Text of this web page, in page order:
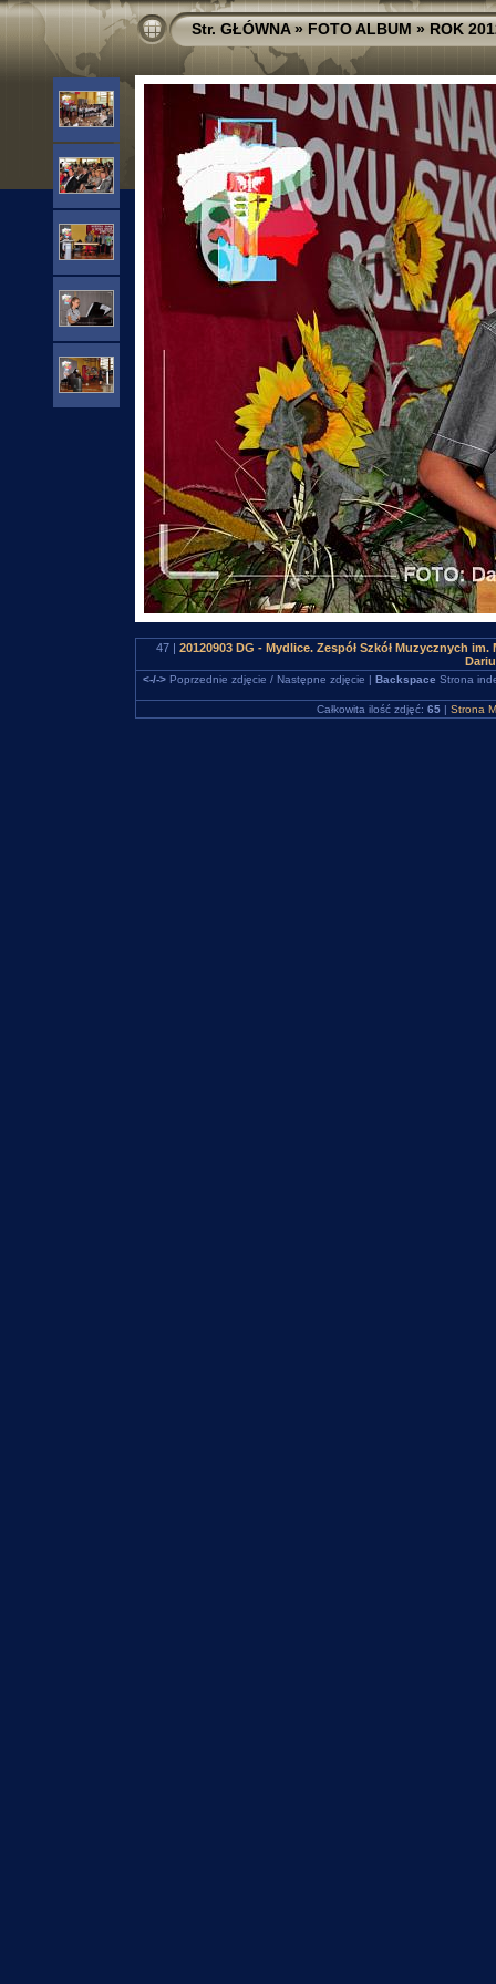
Str. GŁÓWNA»FOTO ALBUM»ROK
47 | 20120903 DG - Mydlice. Zespół Szkół Muzycznych
<-/->Poprzednie zdjęcie / Następne zdjęcie | Backspace Strona
Całkowita ilość zdjęć: 65 | Strona